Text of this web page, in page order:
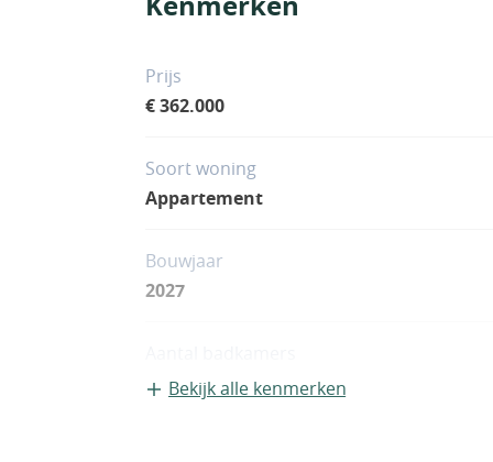
Prijs
€ 362.000
Soort woning
Appartement
Bouwjaar
2027
2 Bekijk alle kenmerken